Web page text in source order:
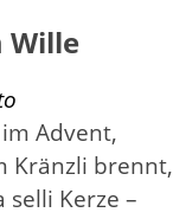
Wille
Advent,
Kränzli brennt,
selli Kerze –